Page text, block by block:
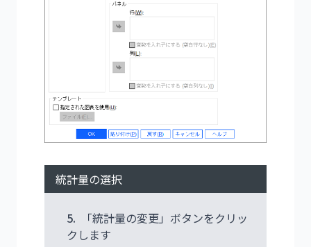
統計量の選択
5.
「統計量の変更」ボタンをクリッ
クします